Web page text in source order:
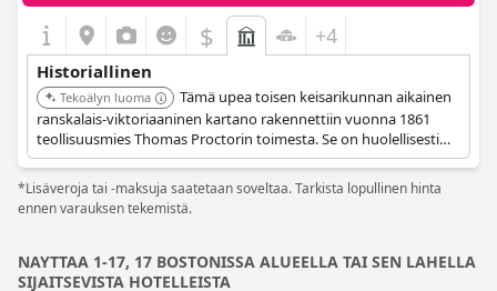
Kaiken kaikkiaan historian, viehätyksen ja kätevän sijainnin
yhdistelmä tekee
Concord's Colonial Inn
istä erinomaisen
valinnan niille, jotka haluavat kokea Amerikan tarunhohtoisen
menneisyyden mukavasti.
$ +4
Historiallinen
Tekoälyn luoma
Tämä upea toisen keisarikunnan aikainen
ranskalais-viktoriaaninen kartano rakennettiin vuonna 1861
teollisuusmies Thomas Proctorin toimesta. Se on huolellisesti
säilytetty, esitellen koristeellista 1800-luvun arkkitehtuuria ja
isännöiden viktoriaanista aikakautta henkiviä tapahtumia.
*Lisäveroja tai -maksuja saatetaan soveltaa. Tarkista lopullinen hinta
ennen varauksen tekemistä.
NAYTTAA 1-17, 17 BOSTONISSA ALUEELLA TAI SEN LAHELLA
SIJAITSEVISTA HOTELLEISTA